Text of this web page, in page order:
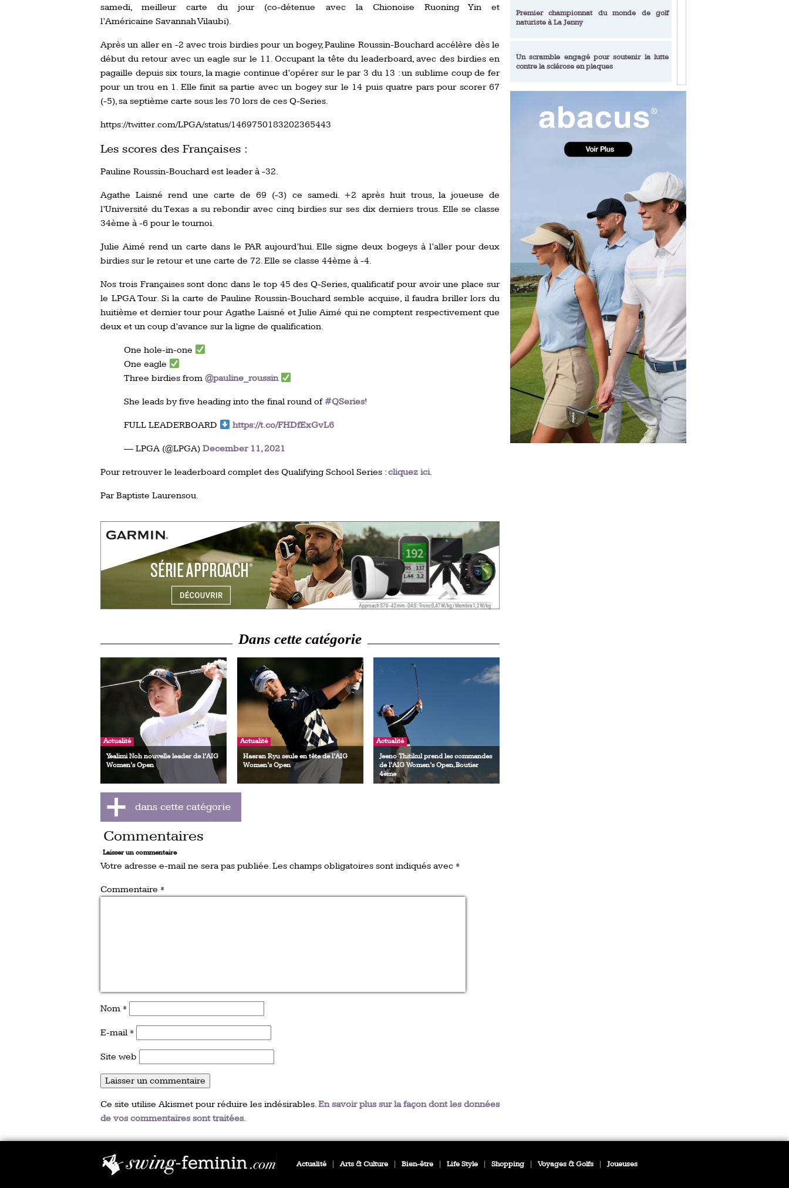
samedi, meilleur carte du jour (co-détenue avec la Chionoise Ruoning Yin et
l’Américaine Savannah Vilaubi).
Après un aller en -2 avec trois birdies pour un bogey, Pauline Roussin-Bouchard accélère dès le
début du retour avec un eagle sur le 11. Occupant la tête du leaderboard, avec des birdies en
pagaille depuis six tours, la magie continue d’opérer sur le par 3 du 13 : un sublime coup de fer
pour un trou en 1. Elle finit sa partie avec un bogey sur le 14 puis quatre pars pour scorer 67
(-5), sa septième carte sous les 70 lors de ces Q-Series.
https://twitter.com/LPGA/status/1469750183202365443
Les scores des Françaises :
Pauline Roussin-Bouchard est leader à -32.
Agathe Laisné rend une carte de 69 (-3) ce samedi. +2 après huit trous, la joueuse de
l’Université du Texas a su rebondir avec cinq birdies sur ses dix derniers trous. Elle se classe
34ème à -6 pour le tournoi.
Julie Aimé rend un carte dans le PAR aujourd’hui. Elle signe deux bogeys à l’aller pour deux
birdies sur le retour et une carte de 72. Elle se classe 44ème à -4.
Nos trois Françaises sont donc dans le top 45 des Q-Series, qualificatif pour avoir une place sur
le LPGA Tour. Si la carte de Pauline Roussin-Bouchard semble acquise, il faudra briller lors du
huitième et dernier tour pour Agathe Laisné et Julie Aimé qui ne comptent respectivement que
deux et un coup d’avance sur la ligne de qualification.
One hole-in-one
One eagle
Three birdies from @pauline_roussin
She leads by five heading into the final round of #QSeries!
FULL LEADERBOARD https://t.co/FHDfExGvL6
— LPGA (@LPGA) December 11, 2021
Pour retrouver le leaderboard complet des Qualifying School Series :cliquez ici.
Par Baptiste Laurensou.
Dans cette catégorie
Actualité
Yealimi Noh nouvelle leader de l’AIG
Women’s Open
Actualité
Haeran Ryu seule en tête de l’AIG
Women’s Open
Actualité
Jeeno Thitikul prend les commandes
de l’AIG Women’s Open, Boutier
4ème
Commentaires
Laisser un commentaire
Votre adresse e-mail ne sera pas publiée.Les champs obligatoires sont indiqués avec *
Commentaire *
Nom *
E-mail *
Site web
Ce site utilise Akismet pour réduire les indésirables.En savoir plus sur la façon dont les données
de vos commentaires sont traitées.
Ladies Pro-Am VSD : les premières
Académie Golf Barrière Julien Xanthopoulos,
Amundi Evian Championship, de nouvelles
expériences immersives
Evian Resort Golf Club : Saison 2 du
Programme Performance
Premier championnat du monde de golf
naturiste à La Jenny
Un scramble engagé pour soutenir la lutte
contre la sclérose en plaques
Series & Trophée Écologie, deux circuits
amateurs en 10 étapes
Royal Air Maroc Golf & Padel Cup : le nouvel
event sport et networking
LPGA Tour 2026 : une saison record pour le
Ladies European Tour 2026 : une saison
historique sur cinq continents
Debout en Bouts prolonge la Fashion Week à
Roland-Garros
Lacoste Ladies Open 2025 : Céline Boutier
de retour à Deauville
Aphrodite Hills Team Cup 2025 : de retour a
Chypre
Actualité Arts & Culture Bien-être Life Style Shopping Voyages & Golfs Joueuses